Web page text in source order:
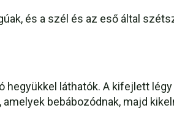
és a szél és az eső által
hegyükkel láthatók. A kifejlett légy
bebábozódnak, majd